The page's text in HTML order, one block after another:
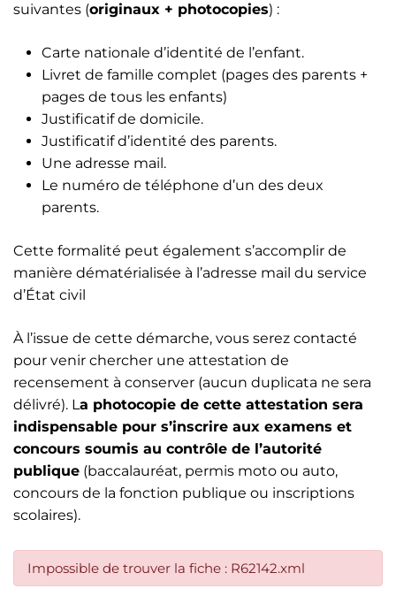
suivantes (originaux + photocopies) :
Carte nationale d’identité de l’enfant.
Livret de famille complet (pages des parents +
pages de tous les enfants)
Justificatif de domicile.
Justificatif d’identité des parents.
Une adresse mail.
Le numéro de téléphone d’un des deux
parents.
Cette formalité peut également s’accomplir de
manière dématérialisée à l’adresse mail du service
d’État civil
À l’issue de cette démarche, vous serez contacté
pour venir chercher une attestation de
recensement à conserver (aucun duplicata ne sera
délivré). La photocopie de cette attestation sera
indispensable pour s’inscrire aux examens et
concours soumis au contrôle de l’autorité
publique (baccalauréat, permis moto ou auto,
concours de la fonction publique ou inscriptions
scolaires).
Impossible de trouver la fiche : R62142.xml